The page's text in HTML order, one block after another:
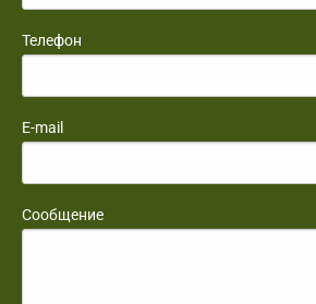
Телефон
E-mail
Сообщение